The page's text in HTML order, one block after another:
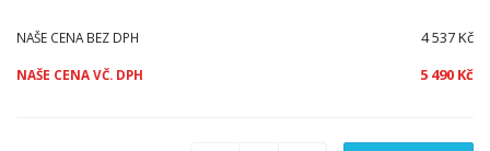
NAŠE CENA BEZ DPH 4 537 Kč
NAŠE CENA VČ. DPH 5 490 Kč